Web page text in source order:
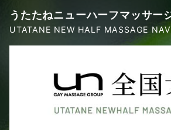
うたたねニューハーフマッサー
UTATANE NEW HALF MASSAGE